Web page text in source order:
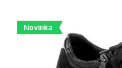
Novinka